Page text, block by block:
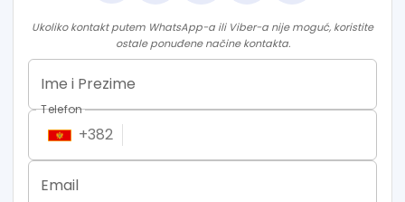
Ukoliko kontakt putem WhatsApp-a ili Viber-a nije moguć, koristite
ostale ponuđene načine kontakta.
Ime i Prezime
Telefon
+382
Email